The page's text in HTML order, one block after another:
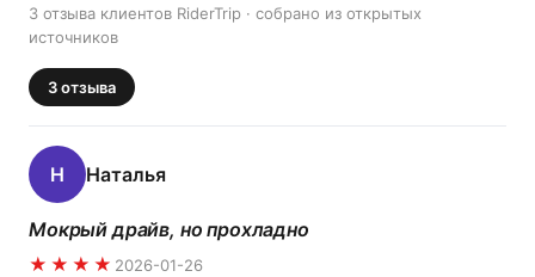
3 отзыва клиентов RiderTrip · собрано из открытых
источников
3отзыва
Н Наталья
Мокрый драйв, но прохладно
★★★★ 2026-01-26